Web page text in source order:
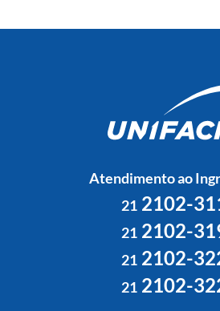
Atendimento ao
212102-
212102-
212102-
212102-